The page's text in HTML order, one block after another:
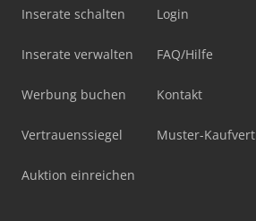
Inserate schalten
Inserate verwalten
Werbung buchen
Vertrauenssiegel
Auktion einreichen
Login
FAQ/Hilfe
Kontakt
Muster-